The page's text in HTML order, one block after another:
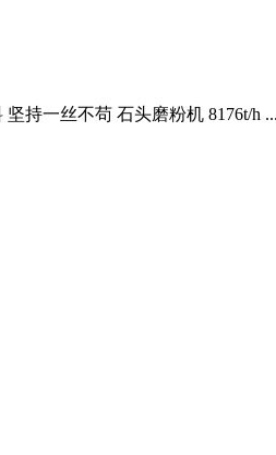
持一丝不苟 石头磨粉机 8176t/